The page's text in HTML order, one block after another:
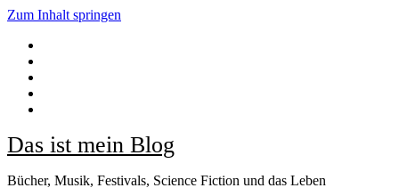
Zum Inhalt springen
Das ist mein Blog
Bücher, Musik, Festivals, Science Fiction und das Leben